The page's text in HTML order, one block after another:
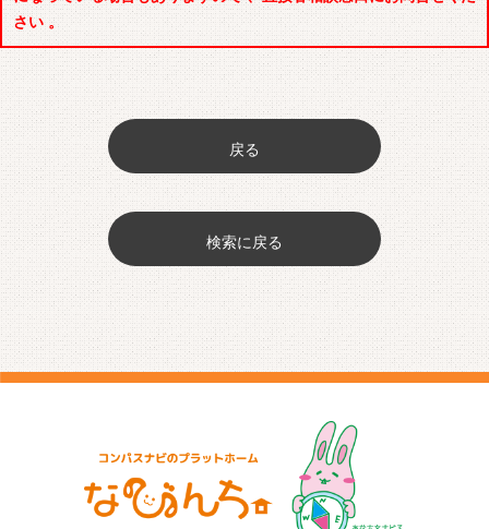
さい 。
戻る
検索に戻る